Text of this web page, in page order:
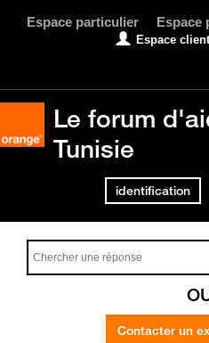
Espace particulier Espace
Espace client
Le forum
Tunisie
identification
Contacter un